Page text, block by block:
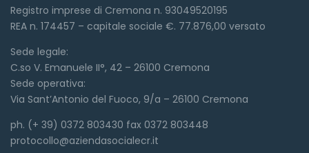
Registro imprese di Cremona n. 93049520195
REA n. 174457 – capitale sociale €. 77.876,00 versato
Sede legale:
C.so V. Emanuele II°, 42 – 26100 Cremona
Sede operativa:
Via Sant’Antonio del Fuoco, 9/a – 26100 Cremona
ph. (+ 39) 0372 803430 fax 0372 803448
protocollo@aziendasocialecr.it